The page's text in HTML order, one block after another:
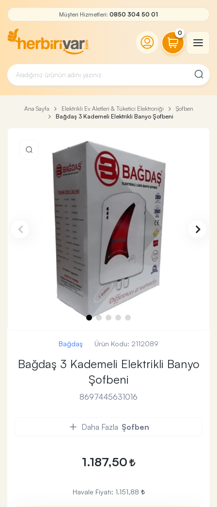
Müşteri Hizmetleri: 0850 304 50 01
0
Ana Sayfa Elektrikli Ev Aletleri & Tüketici Elektroniği
Şofben
Bağdaş 3 Kademeli Elektrikli Banyo Şofbeni
Bağdaş Ürün Kodu: 2112089
Bağdaş 3 Kademeli Elektrikli Banyo
Şofbeni
8697445631016
Daha Fazla Şofben
1.187,50
Havale Fiyatı: 1.151,88